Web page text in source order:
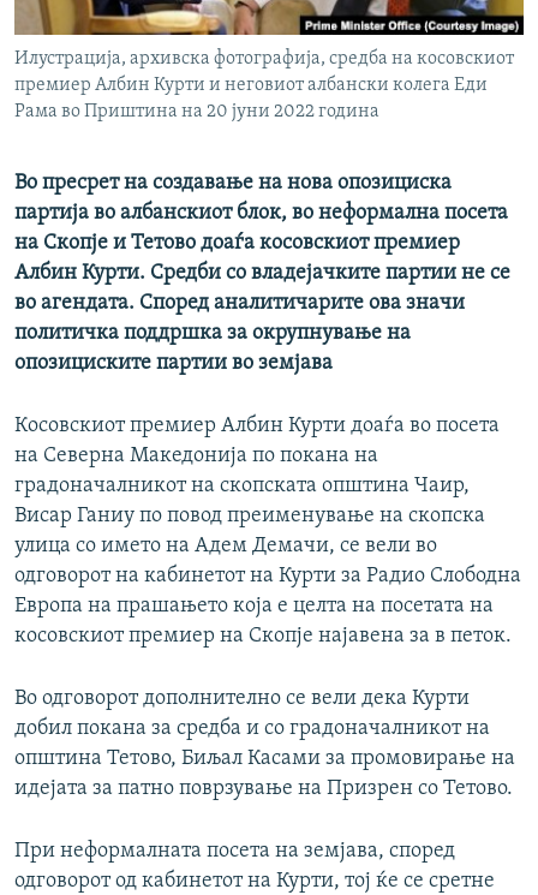
Илустрација, архивска фотографија, средба на косовскиот
премиер Албин Курти и неговиот албански колега Еди
Рама во Приштина на 20 јуни 2022 година
Во пресрет на создавање на нова опозициска
партија во албанскиот блок, во неформална посета
на Скопје и Тетово доаѓа косовскиот премиер
Албин Курти. Средби со владејачките партии не се
во агендата. Според аналитичарите ова значи
политичка поддршка за окрупнување на
опозициските партии во земјава
Косовскиот премиер Албин Курти доаѓа во посета
на Северна Македонија по покана на
градоначалникот на скопската општина Чаир,
Висар Ганиу по повод преименување на скопска
улица со името на Адем Демачи, се вели во
одговорот на кабинетот на Курти за Радио Слободна
Европа на прашањето која е целта на посетата на
косовскиот премиер на Скопје најавена за в петок.
Во одговорот дополнително се вели дека Курти
добил покана за средба и со градоначалникот на
општина Тетово, Биљал Касами за промовирање на
идејата за патно поврзување на Призрен со Тетово.
При неформалната посета на земјава, според
одговорот од кабинетот на Курти, тој ќе се сретне